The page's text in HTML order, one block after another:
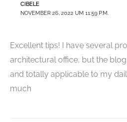
CIBELE
NOVEMBER 26, 2022 UM 11:59 P.M.
Excellent tips! I have several
architectural office, but the
and totally applicable to my
much